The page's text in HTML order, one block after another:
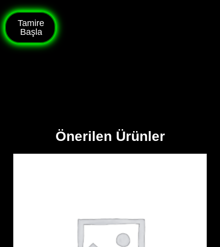
Tamire
Başla
Önerilen Ürünler